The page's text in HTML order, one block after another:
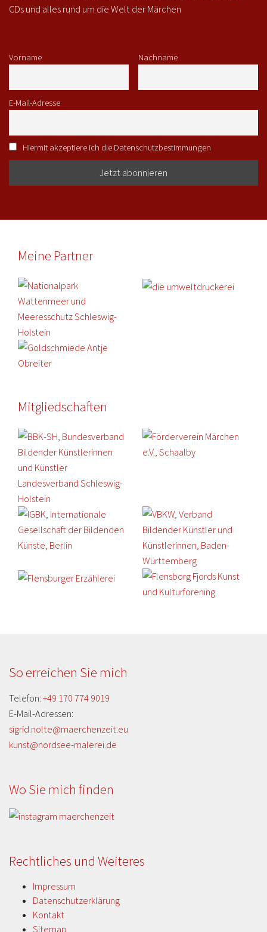
CDs und alles rund um die Welt der Märchen
Vorname Nachname
E-Mail-Adresse
Hiermit akzeptiere ich die Datenschutzbestimmungen
Meine Partner
Mitgliedschaften
So erreichen Sie mich
Telefon: +49 170 774 9019
E-Mail-Adressen:
sigrid.nolte@maerchenzeit.eu
kunst@nordsee-malerei.de
Wo Sie mich finden
Rechtliches und Weiteres
Impressum
Datenschutzerklärung
Kontakt
Sitemap